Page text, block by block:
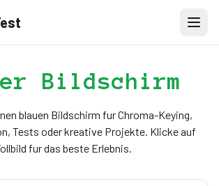
Bildschirm
blauen Bildschirm fur Chroma-Keying,
Tests oder kreative Projekte. Klicke auf
fur das beste Erlebnis.